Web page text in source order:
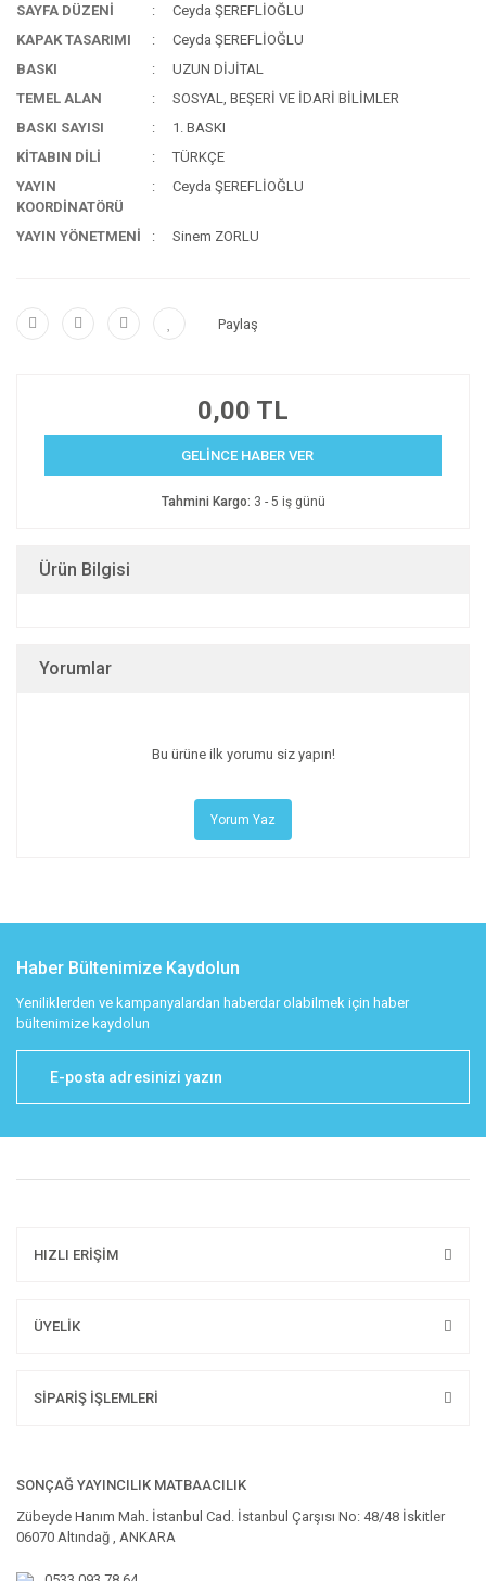
SAYFA DÜZENİ
Ceyda ŞEREFLİOĞLU
KAPAK TASARIMI
Ceyda ŞEREFLİOĞLU
BASKI
UZUN DİJİTAL
TEMEL ALAN
SOSYAL, BEŞERİ VE İDARİ BİLİMLER
BASKI SAYISI
1. BASKI
KİTABIN DİLİ
TÜRKÇE
YAYIN
KOORDİNATÖRÜ
Ceyda ŞEREFLİOĞLU
YAYIN YÖNETMENİ Sinem ZORLU
Paylaş
0,00 TL
GELİNCE HABER VER
Tahmini Kargo: 3 - 5 iş günü
Ürün Bilgisi
Yorumlar
Bu ürüne ilk yorumu siz yapın!
Yorum Yaz
Haber Bültenimize Kaydolun
Yeniliklerden ve kampanyalardan haberdar olabilmek için haber
bültenimize kaydolun
HIZLI ERİŞİM
ÜYELİK
SİPARİŞ İŞLEMLERİ
SONÇAĞ YAYINCILIK MATBAACILIK
Zübeyde Hanım Mah. İstanbul Cad. İstanbul Çarşısı No: 48/48 İskitler
06070 Altındağ , ANKARA